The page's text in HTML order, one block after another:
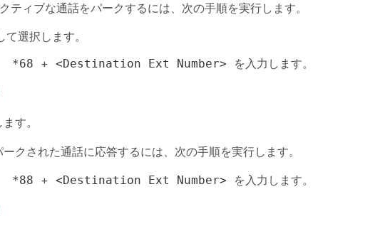
ティブな通話をパークするには、次の手順を実行します。
て選択します。
*68 + <Destination Ext Number>
を入力します。
す。
クされた通話に応答するには、次の手順を実行します。
*88 + <Destination Ext Number>
を入力します。